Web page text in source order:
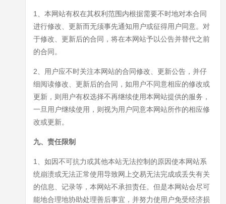
1、本网站有权在其权利范围内根据需要不时地对本合同
进行修改、更新而无须事先通知用户或征得用户同意。对
于修改、更新后的合同，将在本网站予以公告并替代之前
的合同。
2、用户应不时关注本网站的合同修改、更新公告，并仔
细阅读修改、更新后的合同，如用户不同意相应的修改或
更新，则用户有权选择不再继续使用本网站提供的服务，
一旦用户继续使用，则视为用户同意本网站所作的相应修
改或更新。
九、责任限制
1、如因不可抗力或其他本站无法控制的原因使本网站系
统崩溃或无法正常使用导致网上交易无法完成或丢失有关
的信息、记录等，本网站不承担责任。但是本网站会尽可
能地合理地协助处理善后事宜，并努力使用户免受经济损